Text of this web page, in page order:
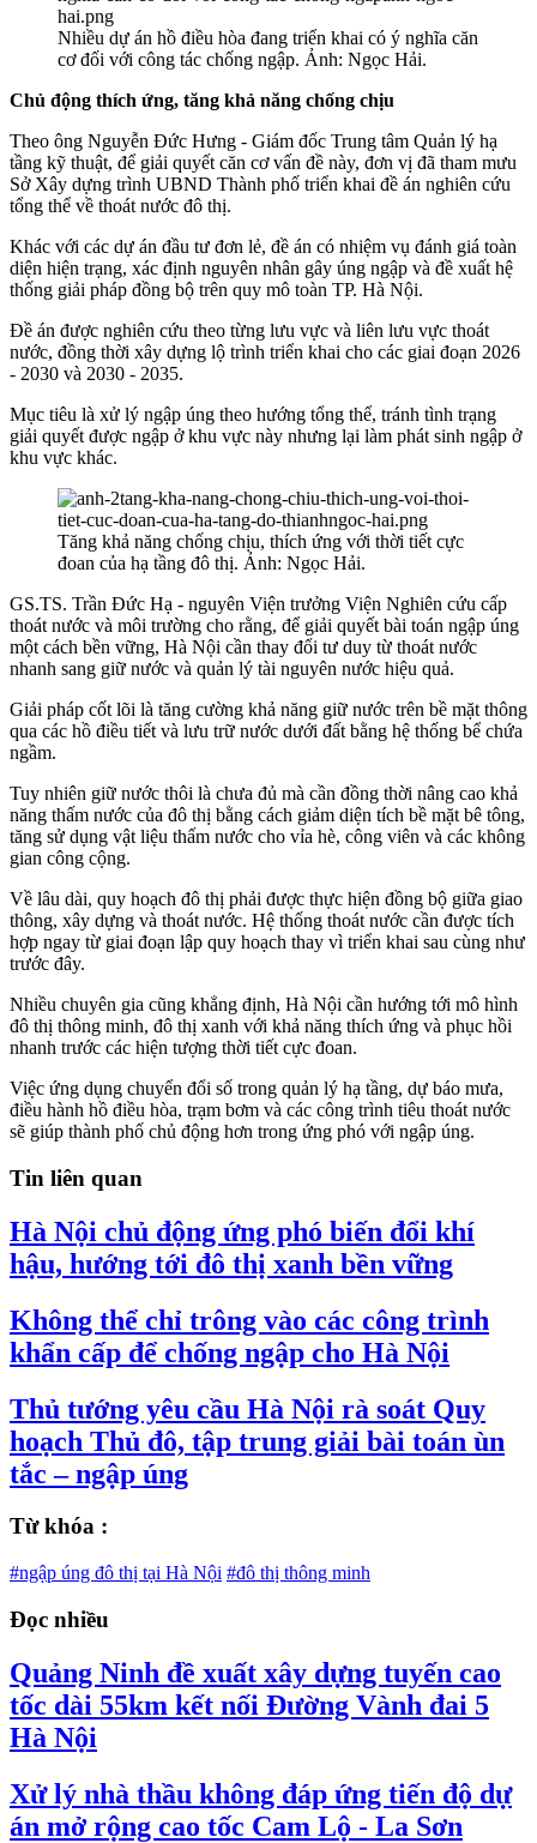
Nhiều dự án hồ điều hòa đang triển khai có ý nghĩa căn
cơ đối với công tác chống ngập. Ảnh: Ngọc Hải.
Chủ động thích ứng, tăng khả năng chống chịu
Theo ông Nguyễn Đức Hưng - Giám đốc Trung tâm Quản lý hạ
tầng kỹ thuật, để giải quyết căn cơ vấn đề này, đơn vị đã tham mưu
Sở Xây dựng trình UBND Thành phố triển khai đề án nghiên cứu
tổng thể về thoát nước đô thị.
Khác với các dự án đầu tư đơn lẻ, đề án có nhiệm vụ đánh giá toàn
diện hiện trạng, xác định nguyên nhân gây úng ngập và đề xuất hệ
thống giải pháp đồng bộ trên quy mô toàn TP. Hà Nội.
Đề án được nghiên cứu theo từng lưu vực và liên lưu vực thoát
nước, đồng thời xây dựng lộ trình triển khai cho các giai đoạn 2026
- 2030 và 2030 - 2035.
Mục tiêu là xử lý ngập úng theo hướng tổng thể, tránh tình trạng
giải quyết được ngập ở khu vực này nhưng lại làm phát sinh ngập ở
khu vực khác.
Tăng khả năng chống chịu, thích ứng với thời tiết cực
đoan của hạ tầng đô thị. Ảnh: Ngọc Hải.
GS.TS. Trần Đức Hạ - nguyên Viện trưởng Viện Nghiên cứu cấp
thoát nước và môi trường cho rằng, để giải quyết bài toán ngập úng
một cách bền vững, Hà Nội cần thay đổi tư duy từ thoát nước
nhanh sang giữ nước và quản lý tài nguyên nước hiệu quả.
Giải pháp cốt lõi là tăng cường khả năng giữ nước trên bề mặt thông
qua các hồ điều tiết và lưu trữ nước dưới đất bằng hệ thống bể chứa
ngầm.
Tuy nhiên giữ nước thôi là chưa đủ mà cần đồng thời nâng cao khả
năng thấm nước của đô thị bằng cách giảm diện tích bề mặt bê tông,
tăng sử dụng vật liệu thấm nước cho vỉa hè, công viên và các không
gian công cộng.
Về lâu dài, quy hoạch đô thị phải được thực hiện đồng bộ giữa giao
thông, xây dựng và thoát nước. Hệ thống thoát nước cần được tích
hợp ngay từ giai đoạn lập quy hoạch thay vì triển khai sau cùng như
trước đây.
Nhiều chuyên gia cũng khẳng định, Hà Nội cần hướng tới mô hình
đô thị thông minh, đô thị xanh với khả năng thích ứng và phục hồi
nhanh trước các hiện tượng thời tiết cực đoan.
Việc ứng dụng chuyển đổi số trong quản lý hạ tầng, dự báo mưa,
điều hành hồ điều hòa, trạm bơm và các công trình tiêu thoát nước
sẽ giúp thành phố chủ động hơn trong ứng phó với ngập úng.
Tin liên quan
Hà Nội chủ động ứng phó biến đổi khí
hậu, hướng tới đô thị xanh bền vững
Không thể chỉ trông vào các công trình
khẩn cấp để chống ngập cho Hà Nội
Thủ tướng yêu cầu Hà Nội rà soát Quy
hoạch Thủ đô, tập trung giải bài toán ùn
tắc – ngập úng
Từ khóa :
#ngập úng đô thị tại Hà Nội #đô thị thông minh
Đọc nhiều
Quảng Ninh đề xuất xây dựng tuyến cao
tốc dài 55km kết nối Đường Vành đai 5
Hà Nội
Xử lý nhà thầu không đáp ứng tiến độ dự
án mở rộng cao tốc Cam Lộ - La Sơn